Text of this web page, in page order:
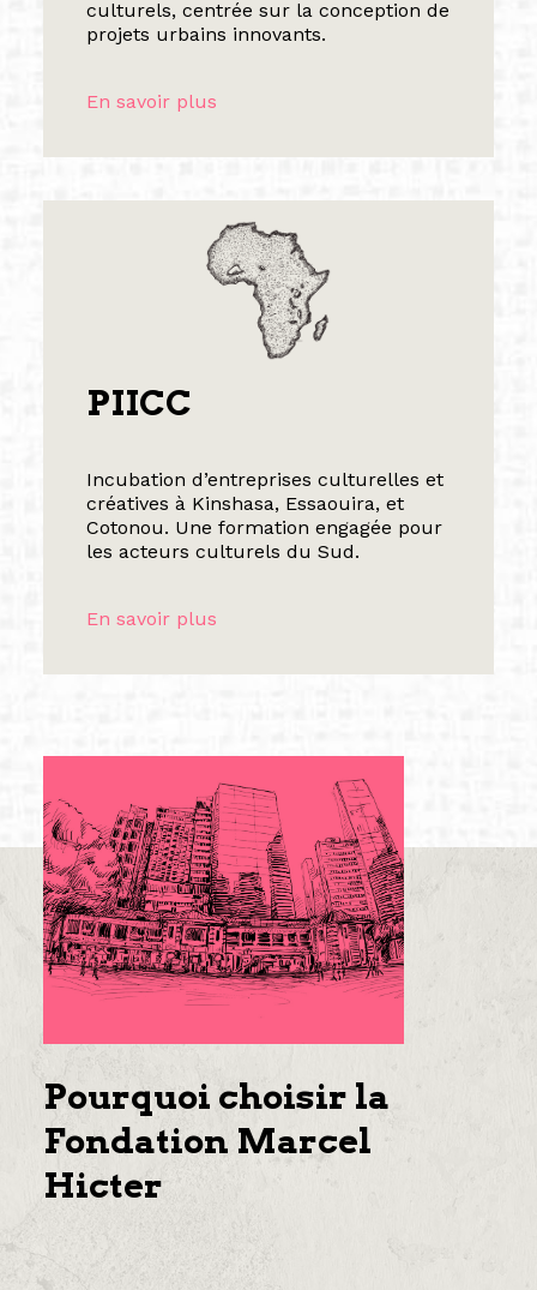
culturels, centrée sur la conception de
projets urbains innovants.
En savoir plus
PIICC
Incubation d’entreprises culturelles et
créatives à Kinshasa, Essaouira, et
Cotonou. Une formation engagée pour
les acteurs culturels du Sud.
En savoir plus
Pourquoi choisir la
Fondation Marcel
Hicter